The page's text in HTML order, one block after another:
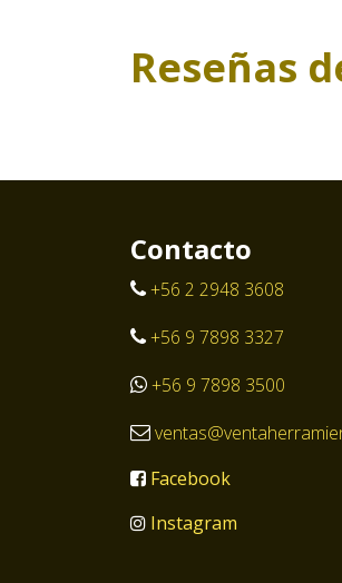
Reseñas
Contacto
+56 2 2948 3608
+56 9 7898 3327
+56 9 7898 3500
Facebook
Instagram